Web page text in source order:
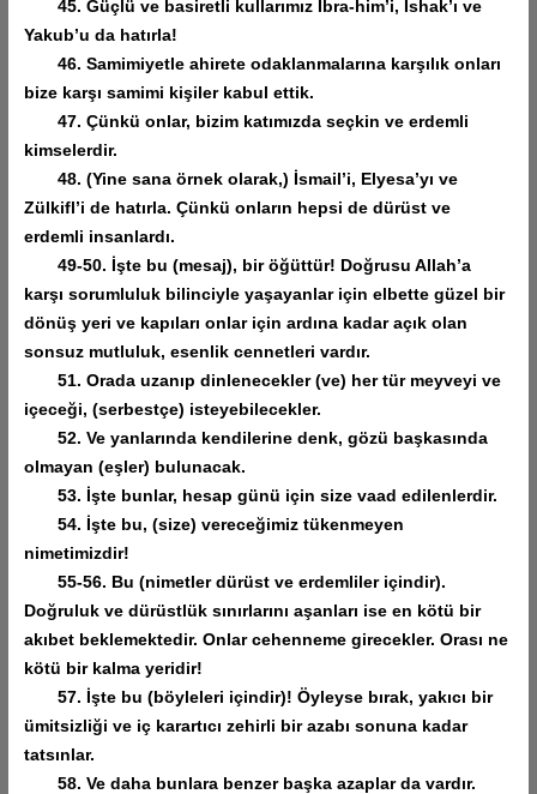
45. Güçlü ve basiretli kullarımız İbra-him’i, İshak’ı ve
Yakub’u da hatırla!
46. Samimiyetle ahirete odaklanmalarına karşılık onları
bize karşı samimi kişiler kabul ettik.
47. Çünkü onlar, bizim katımızda seçkin ve erdemli
kimselerdir.
48. (Yine sana örnek olarak,) İsmail’i, Elyesa’yı ve
Zülkifl’i de hatırla. Çünkü onların hepsi de dürüst ve
erdemli insanlardı.
49-50. İşte bu (mesaj), bir öğüttür! Doğrusu Allah’a
karşı sorumluluk bilinciyle yaşayanlar için elbette güzel bir
dönüş yeri ve kapıları onlar için ardına kadar açık olan
sonsuz mutluluk, esenlik cennetleri vardır.
51. Orada uzanıp dinlenecekler (ve) her tür meyveyi ve
içeceği, (serbestçe) isteyebilecekler.
52. Ve yanlarında kendilerine denk, gözü başkasında
olmayan (eşler) bulunacak.
53. İşte bunlar, hesap günü için size vaad edilenlerdir.
54. İşte bu, (size) vereceğimiz tükenmeyen
nimetimizdir!
55-56. Bu (nimetler dürüst ve erdemliler içindir).
Doğruluk ve dürüstlük sınırlarını aşanları ise en kötü bir
akıbet beklemektedir. Onlar cehenneme girecekler. Orası ne
kötü bir kalma yeridir!
57. İşte bu (böyleleri içindir)! Öyleyse bırak, yakıcı bir
ümitsizliği ve iç karartıcı zehirli bir azabı sonuna kadar
tatsınlar.
58. Ve daha bunlara benzer başka azaplar da vardır.